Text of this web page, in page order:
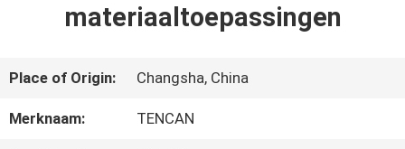
ONGEVEER
ONS
materiaaltoepassingen
Place of Origin: Changsha, China
Merknaam: TENCAN